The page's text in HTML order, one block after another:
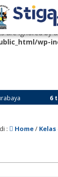
is
deprecated
are ignored by
wp-
6
: Home/